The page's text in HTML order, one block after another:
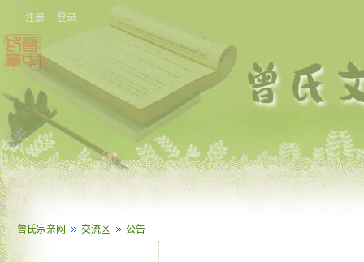
注册 登录
曾氏宗亲网 交流区 公告